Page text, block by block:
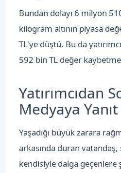
Bundan dolayı 6 milyon
kilogram altının piyasa
TL'ye düştü. Bu da
592 bin TL değer
Yatırımcıdan
Medyaya Yanıt
Yaşadığı büyük zarara
arkasında duran
kendisiyle dalga geçenlere